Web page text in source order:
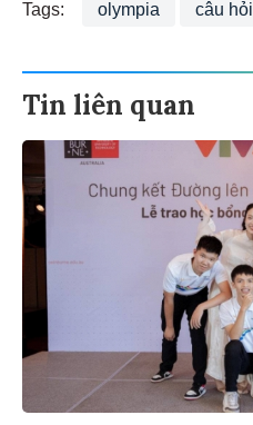
Tags: olympia câu hỏi
Tin liên quan